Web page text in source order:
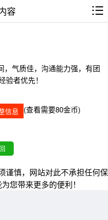
容
，气质佳，沟通能力强，有团
者优先！
信息 (查看需要80金币)
谨慎，网站对此不承担任何保
您带来更多的便利！